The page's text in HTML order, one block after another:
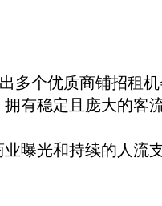
多个优质商铺招租机
有稳定且庞大的客
曝光和持续的人流支